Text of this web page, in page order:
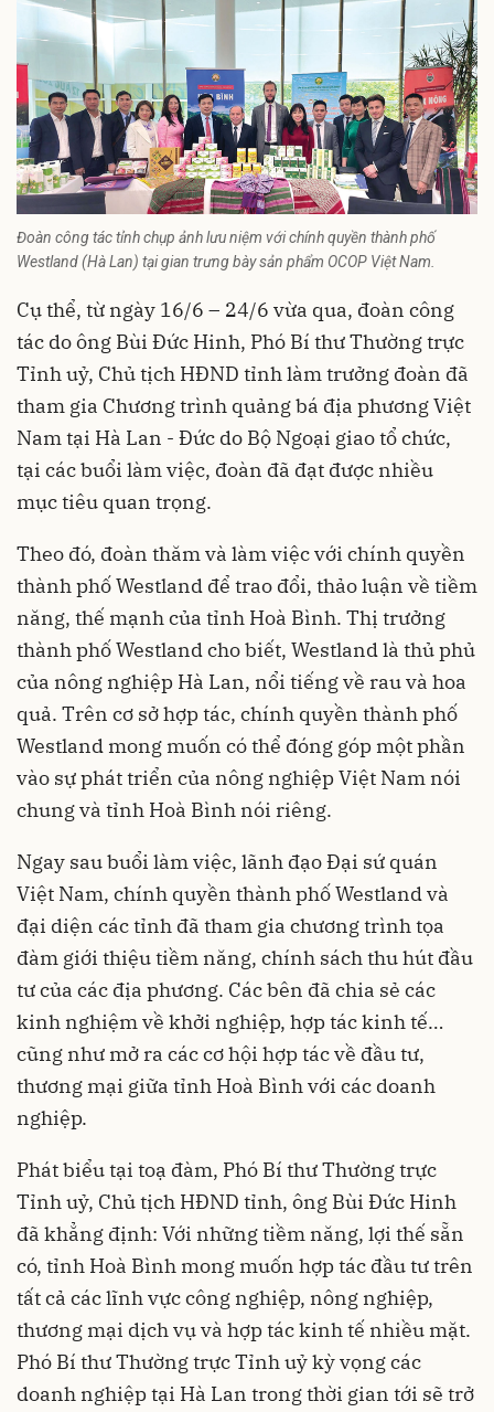
Đoàn công tác tỉnh chụp ảnh lưu niệm với chính quyền thành phố
Westland (Hà Lan) tại gian trưng bày sản phẩm OCOP Việt Nam.
Cụ thể, từ ngày 16/6 – 24/6 vừa qua, đoàn công
tác do ông Bùi Đức Hinh, Phó Bí thư Thường trực
Tỉnh uỷ, Chủ tịch HĐND tỉnh làm trưởng đoàn đã
tham gia Chương trình quảng bá địa phương Việt
Nam tại Hà Lan - Đức do Bộ Ngoại giao tổ chức,
tại các buổi làm việc, đoàn đã đạt được nhiều
mục tiêu quan trọng.
Theo đó, đoàn thăm và làm việc với chính quyền
thành phố Westland để trao đổi, thảo luận về tiềm
năng, thế mạnh của tỉnh Hoà Bình. Thị trưởng
thành phố Westland cho biết, Westland là thủ phủ
của nông nghiệp Hà Lan, nổi tiếng về rau và hoa
quả. Trên cơ sở hợp tác, chính quyền thành phố
Westland mong muốn có thể đóng góp một phần
vào sự phát triển của nông nghiệp Việt Nam nói
chung và tỉnh Hoà Bình nói riêng.
Ngay sau buổi làm việc, lãnh đạo Đại sứ quán
Việt Nam, chính quyền thành phố Westland và
đại diện các tỉnh đã tham gia chương trình tọa
đàm giới thiệu tiềm năng, chính sách thu hút đầu
tư của các địa phương. Các bên đã chia sẻ các
kinh nghiệm về khởi nghiệp, hợp tác kinh tế…
cũng như mở ra các cơ hội hợp tác về đầu tư,
thương mại giữa tỉnh Hoà Bình với các doanh
nghiệp.
Phát biểu tại toạ đàm, Phó Bí thư Thường trực
Tỉnh uỷ, Chủ tịch HĐND tỉnh, ông Bùi Đức Hinh
đã khẳng định: Với những tiềm năng, lợi thế sẵn
có, tỉnh Hoà Bình mong muốn hợp tác đầu tư trên
tất cả các lĩnh vực công nghiệp, nông nghiệp,
thương mại dịch vụ và hợp tác kinh tế nhiều mặt.
Phó Bí thư Thường trực Tỉnh uỷ kỳ vọng các
doanh nghiệp tại Hà Lan trong thời gian tới sẽ trở